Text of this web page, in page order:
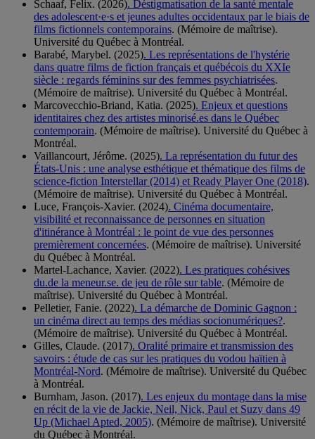
Schaaf, Felix. (2026). Déstigmatisation de la santé mentale
des adolescent·e·s et jeunes adultes occidentaux par le biais de
films fictionnels contemporains. (Mémoire de maîtrise).
Université du Québec à Montréal.
Barabé, Marybel. (2025). Les représentations de l'hystérie
dans quatre films de fiction français et québécois du XXIe
siècle : regards féminins sur des femmes psychiatrisées.
(Mémoire de maîtrise). Université du Québec à Montréal.
Marcovecchio-Briand, Katia. (2025). Enjeux et questions
identitaires chez des artistes minorisé.es dans le Québec
contemporain. (Mémoire de maîtrise). Université du Québec à
Montréal.
Vaillancourt, Jérôme. (2025). La représentation du futur des
États-Unis : une analyse esthétique et thématique des films de
science-fiction Interstellar (2014) et Ready Player One (2018).
(Mémoire de maîtrise). Université du Québec à Montréal.
Luce, François-Xavier. (2024). Cinéma documentaire,
visibilité et reconnaissance de personnes en situation
d'itinérance à Montréal : le point de vue des personnes
premièrement concernées. (Mémoire de maîtrise). Université
du Québec à Montréal.
Martel-Lachance, Xavier. (2022). Les pratiques cohésives
du.de la meneur.se. de jeu de rôle sur table. (Mémoire de
maîtrise). Université du Québec à Montréal.
Pelletier, Fanie. (2022). La démarche de Dominic Gagnon :
un cinéma direct au temps des médias socionumériques?.
(Mémoire de maîtrise). Université du Québec à Montréal.
Gilles, Claude. (2017). Oralité primaire et transmission des
savoirs : étude de cas sur les pratiques du vodou haïtien à
Montréal-Nord. (Mémoire de maîtrise). Université du Québec
à Montréal.
Burnham, Jason. (2017). Les enjeux du montage dans la mise
en récit de la vie de Jackie, Neil, Nick, Paul et Suzy dans 49
Up (Michael Apted, 2005). (Mémoire de maîtrise). Université
du Québec à Montréal.